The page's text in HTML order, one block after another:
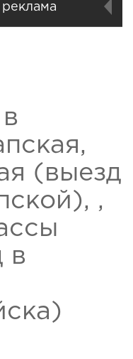
реклама
(выезд
,
в